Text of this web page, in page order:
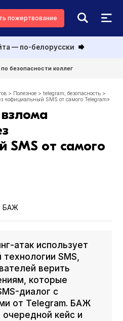
пожертвование
— по-белорусски
безопасности коллег
> Полезное >telegram ,безопасность >
«официальный SMS от самого Telegram»
от самого
БАЖ
атак использует
SMS,
верить
которые
диалог с
от Telegram. БАЖ
очередной кейс и